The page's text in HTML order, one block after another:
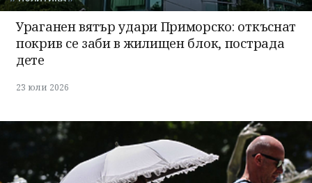
Ураганен вятър удари Приморско: откъснат
покрив се заби в жилищен блок, пострада
дете
23 юли 2026